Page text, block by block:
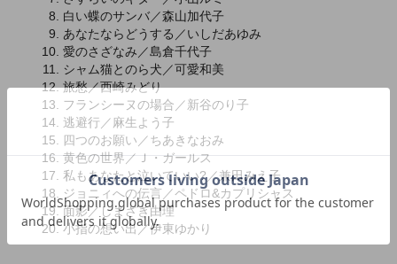
白い蝶のサンバ／森山加代子
あなたならどうする／いしだあゆみ
愛のさざなみ／島倉千代子
シャム猫とのら犬／可愛和美
旅愁／西崎みどり
フランシーヌの場合／新谷のり子
逃避行／麻生よう子
四つのお願い／ちあきなおみ
黄色の世界／Ｊ・ガールス
私もあなたと泣いていい?／兼田みえ子
ジョニィへの伝言／ペドロ&カプリシャス
面影／しまざき由理
小指の想い出／伊東ゆかり